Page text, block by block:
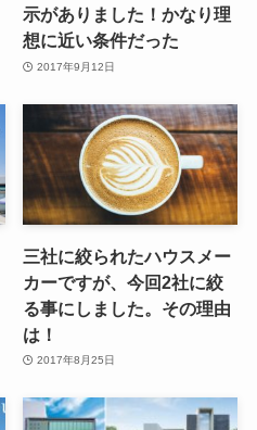
示がありました！かなり理
想に近い条件だった
2017年9月12日
三社に絞られたハウスメー
カーですが、今回2社に絞
る事にしました。その理由
は！
2017年8月25日